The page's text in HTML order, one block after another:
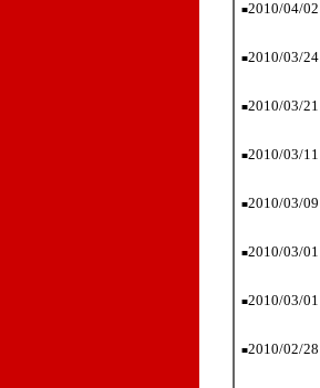
■2010/04/02
■2010/03/24
■2010/03/21
■2010/03/11
■2010/03/09
■2010/03/01
■2010/03/01
■2010/02/28